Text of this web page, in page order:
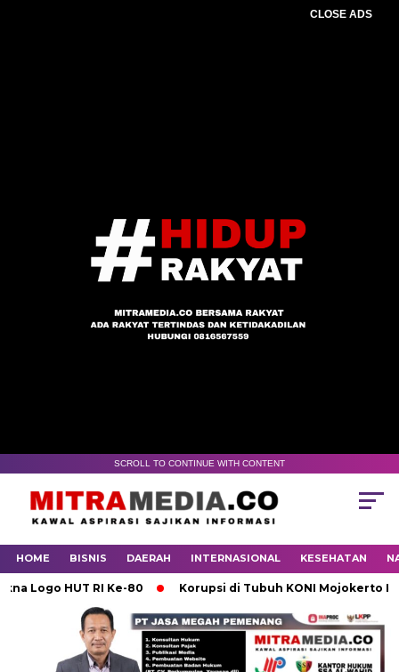
CLOSE ADS
SCROLL TO CONTINUE WITH CONTENT
HOME BISNIS DAERAH INTERNASIONAL KESEHATAN
HUT RI Ke-80 Korupsi di Tubuh KONI Mojokerto Karena